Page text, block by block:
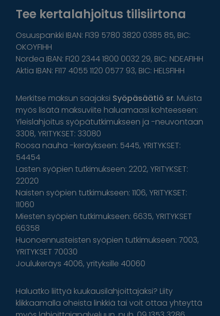
Tee kertalahjoitus tilisiirtona
Osuuspankki IBAN: FI39 5780 3820 0385 85, BIC:
OKOYFIHH
Nordea IBAN: FI20 2344 1800 0032 29, BIC: NDEAFIHH
Aktia IBAN: FI17 4055 1120 0577 93, BIC: HELSFIHH
Merkitse maksun saajaksi Syöpäsäätiö sr. Muista
myös lisätä maksuviite haluamaasi kohteeseen:
Yleislahjoitus syöpätutkimukseen ja -neuvontaan
3308, YRITYKSET: 33080
Roosa nauha -keräykseen: 5445, YRITYKSET:
54454
Lasten syöpien tutkimukseen: 2202, YRITYKSET:
22020
Naisten syöpien tutkimukseen: 1106, YRITYKSET:
11060
Miesten syöpien tutkimukseen: 6635, YRITYKSET
66358
Huonoennusteisten syöpien tutkimukseen: 7003,
YRITYKSET 70030
Joulukeräys 4006, yrityksille 40060
Haluatko liittyä kuukausilahjoittajaksi? Liity
klikkaamalla oheista linkkiä tai voit ottaa yhteyttä